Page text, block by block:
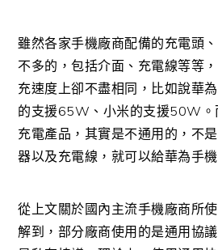
雖然各家手機廠商配備的充電頭
不多的，包括介面、充電線等等
充速度上卻不盡相同，比如說華
的支援65W、小米的支援50W。
充電產品，其實是不通用的，不
器以及充電線，就可以給華為手
從上文關於國內主流手機廠商所
解到，部分廠商使用的是通用協